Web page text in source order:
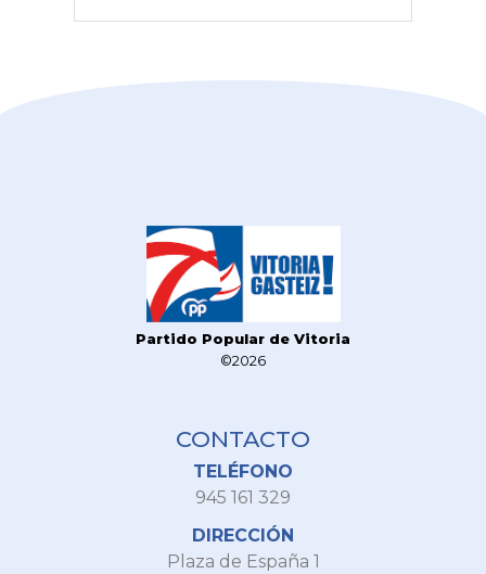
Partido Popular de Vitoria
©2026
CONTACTO
TELÉFONO
945 161 329
DIRECCIÓN
Plaza de España 1